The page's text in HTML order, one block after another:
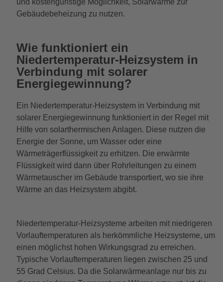
Gebäudebeheizung zu nutzen.
Wie funktioniert ein
Niedertemperatur-Heizsystem in
Verbindung mit solarer
Energiegewinnung?
Ein Niedertemperatur-Heizsystem in Verbindung mit
solarer Energiegewinnung funktioniert in der Regel mit
Hilfe von solarthermischen Anlagen. Diese nutzen die
Energie der Sonne, um Wasser oder eine
Wärmeträgerflüssigkeit zu erhitzen. Die erwärmte
Flüssigkeit wird dann über Rohrleitungen zu einem
Wärmetauscher im Gebäude transportiert, wo sie ihre
Wärme an das Heizsystem abgibt.
Niedertemperatur-Heizsysteme arbeiten mit niedrigeren
Vorlauftemperaturen als herkömmliche Heizsysteme, um
einen möglichst hohen Wirkungsgrad zu erreichen.
Typische Vorlauftemperaturen liegen zwischen 25 und
55 Grad Celsius. Da die Solarwärmeanlage nur bis zu